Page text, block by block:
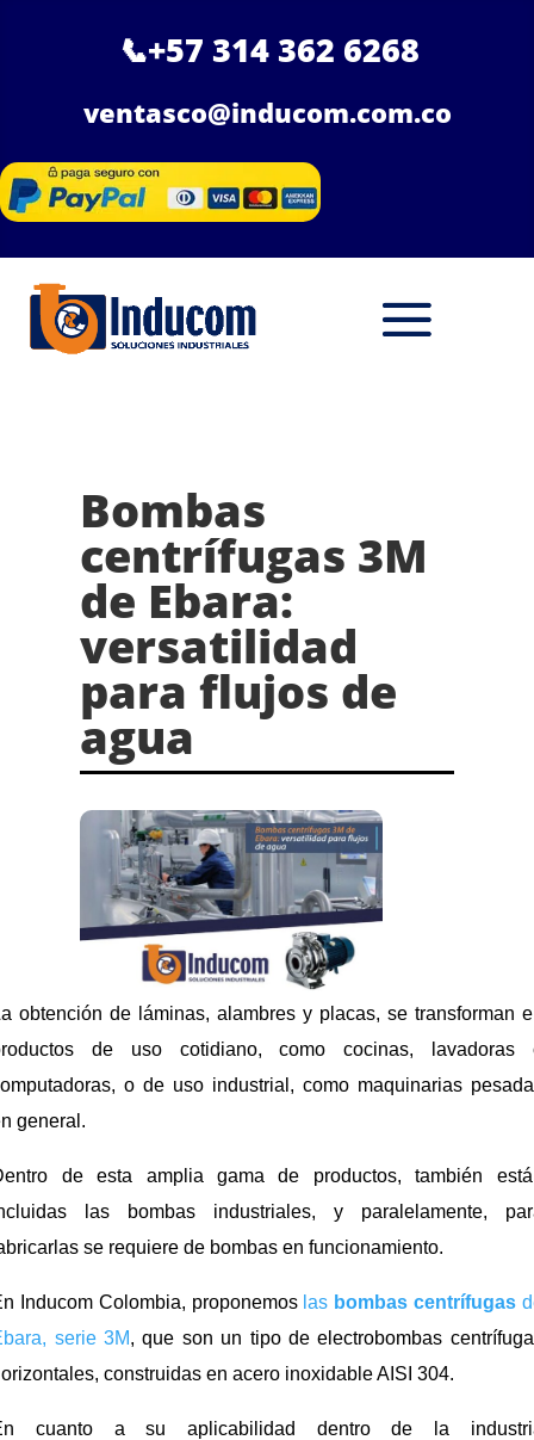
📞+57 314 362 6268
ventasco@inducom.com.co
Bombas
centrífugas 3M
de Ebara:
versatilidad
para flujos de
agua
obtención de láminas, alambres y placas, se transforman
de uso cotidiano, como cocinas, lavadoras
o de uso industrial, como maquinarias
general.
de esta amplia gama de productos, también
las bombas industriales, y paralelamente,
se requiere de bombas en funcionamiento.
Inducom Colombia, proponemos las bombas centrífugas
serie 3M, que son un tipo de electrobombas
construidas en acero inoxidable AISI 304.
cuanto a su aplicabilidad dentro de la